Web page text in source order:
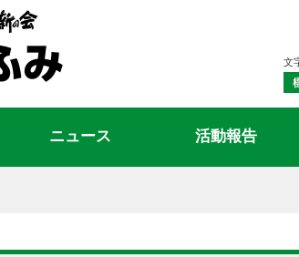
文
ニュース 活動報告